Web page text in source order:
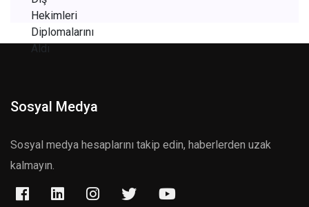
Sosyal Medya
Sosyal medya hesaplarını takip edin, haberlerden uzak
kalmayın.